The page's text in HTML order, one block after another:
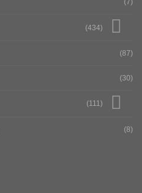
(7)
(434)
(87)
(30)
(111)
(8)